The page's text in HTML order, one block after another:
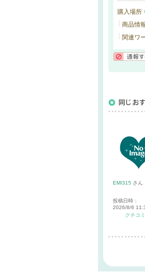
購入場所
商品情
関連ワ
EMI315 さん
投稿日時：
2026/8/6
クチコ